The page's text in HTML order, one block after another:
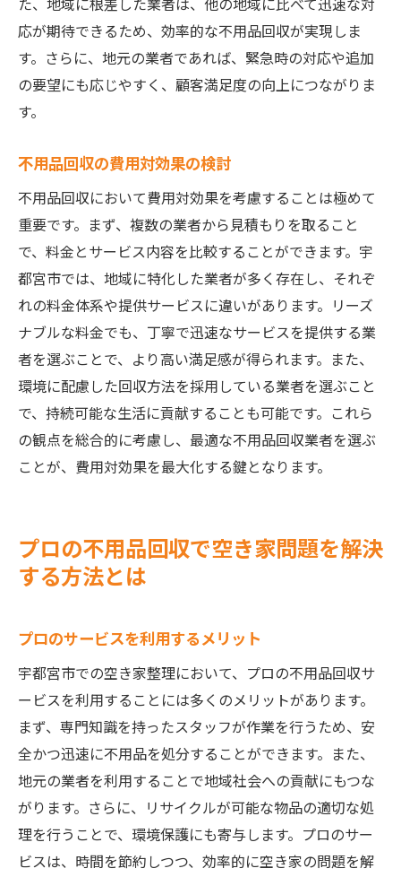
応が期待できるため、効率的な不用品回収が実現しま
す。さらに、地元の業者であれば、緊急時の対応や追加
の要望にも応じやすく、顧客満足度の向上につながりま
す。
不用品回収の費用対効果の検討
不用品回収において費用対効果を考慮することは極めて
重要です。まず、複数の業者から見積もりを取ること
で、料金とサービス内容を比較することができます。宇
都宮市では、地域に特化した業者が多く存在し、それぞ
れの料金体系や提供サービスに違いがあります。リーズ
ナブルな料金でも、丁寧で迅速なサービスを提供する業
者を選ぶことで、より高い満足感が得られます。また、
環境に配慮した回収方法を採用している業者を選ぶこと
で、持続可能な生活に貢献することも可能です。これら
の観点を総合的に考慮し、最適な不用品回収業者を選ぶ
ことが、費用対効果を最大化する鍵となります。
プロの不用品回収で空き家問題を解決
する方法とは
プロのサービスを利用するメリット
宇都宮市での空き家整理において、プロの不用品回収サ
ービスを利用することには多くのメリットがあります。
まず、専門知識を持ったスタッフが作業を行うため、安
全かつ迅速に不用品を処分することができます。また、
地元の業者を利用することで地域社会への貢献にもつな
がります。さらに、リサイクルが可能な物品の適切な処
理を行うことで、環境保護にも寄与します。プロのサー
ビスは、時間を節約しつつ、効率的に空き家の問題を解